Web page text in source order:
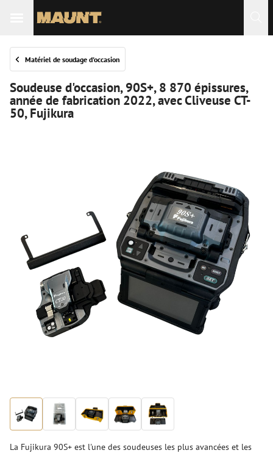
Matériel de soudage d'occasion
Soudeuse d'occasion, 90S+, 8 870 épissures,
année de fabrication 2022, avec Cliveuse CT-
50, Fujikura
La Fujikura 90S+ est l'une des soudeuses les plus avancées et les